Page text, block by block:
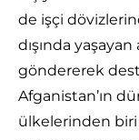
de işçi
dışında
göndererek
Afganistan’ın
ülkelerinden